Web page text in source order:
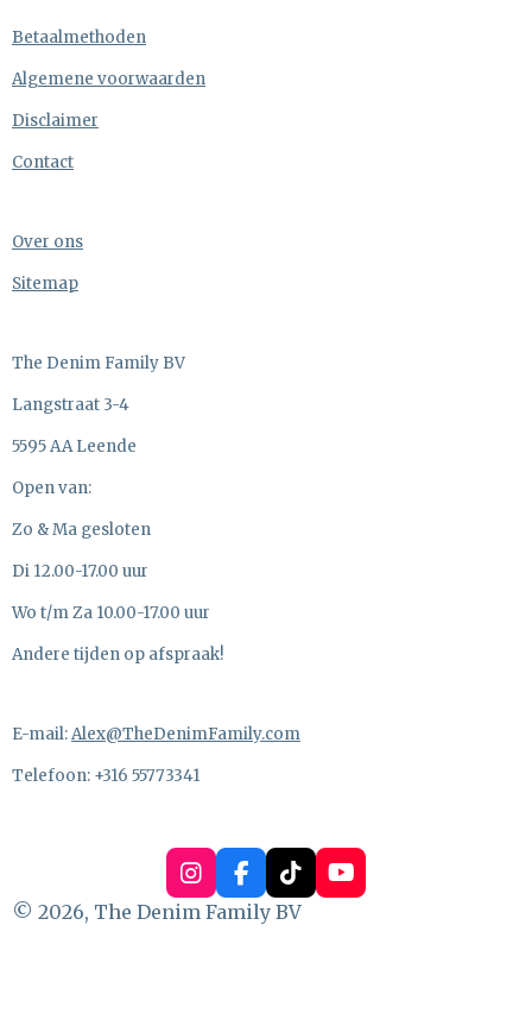
Betaalmethoden
Algemene voorwaarden
Disclaimer
Contact
Over ons
Sitemap
The Denim Family BV
Langstraat 3-4
5595 AA Leende
Open van:
Zo & Ma gesloten
Di 12.00-17.00 uur
Wo t/m Za 10.00-17.00 uur
Andere tijden op afspraak!
E-mail:Alex@TheDenimFamily.com
Telefoon: +316 55773341
I
n
s
F
a
c
T
i
k
Y
o
© 2026, The Denim Family BV